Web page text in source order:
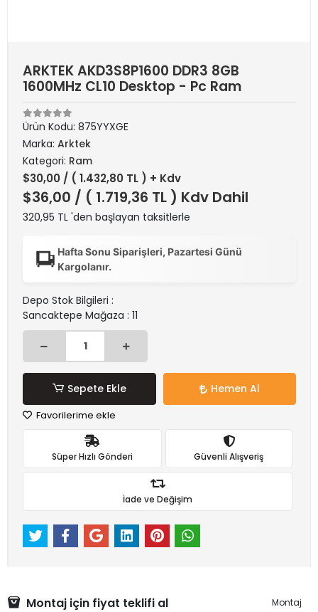
ARKTEK AKD3S8P1600 DDR3 8GB
1600MHz CL10 Desktop - Pc Ram
Ürün Kodu: 875YYXGE
Marka: Arktek
Kategori: Ram
$30,00 / ( 1.432,80 TL ) + Kdv
$36,00 / ( 1.719,36 TL ) Kdv Dahil
320,95 TL 'den başlayan taksitlerle
Hafta Sonu Siparişleri, Pazartesi Günü
Kargolanır.
Depo Stok Bilgileri :
Sancaktepe Mağaza : 11
Sepete Ekle Hemen Al
Favorilerime ekle
Süper Hızlı Gönderi Güvenli Alışveriş
İade ve Değişim
Montaj için fiyat teklifi al Montaj